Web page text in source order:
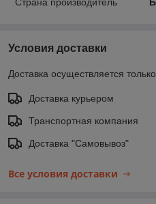
Условия доставки
Доставка осуществляется
Доставка курьером
Транспортная компания
Доставка "Самовывоз"
Все условия доставки